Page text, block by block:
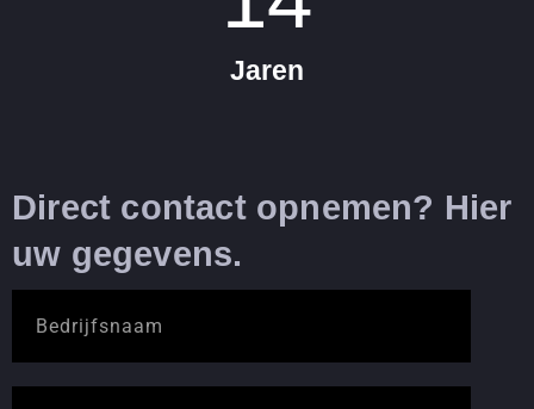
Jaren
Direct contact opnemen? Hier
uw gegevens.